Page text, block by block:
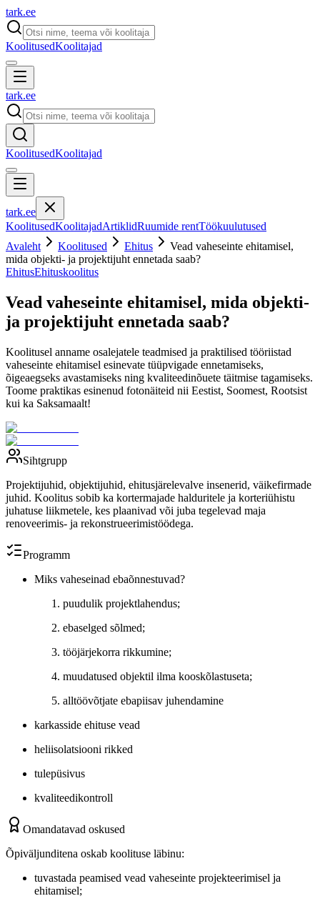
tark.ee
KoolitusedKoolitajad
tark.ee
KoolitusedKoolitajad
tark.ee
KoolitusedKoolitajadArtiklidRuumide rentTöökuulutused
Avaleht
Koolitused Ehitus
Vead vaheseinte ehitamisel,
mida objekti- ja projektijuht ennetada saab?
EhitusEhituskoolitus
Vead vaheseinte ehitamisel, mida objekti-
ja projektijuht ennetada saab?
Koolitusel anname osalejatele teadmised ja praktilised tööriistad
vaheseinte ehitamisel esinevate tüüpvigade ennetamiseks,
õigeaegseks avastamiseks ning kvaliteedinõuete täitmise tagamiseks.
Toome praktikas esinenud fotonäiteid nii Eestist, Soomest, Rootsist
kui ka Saksamaalt!
Sihtgrupp
Projektijuhid, objektijuhid, ehitusjärelevalve insenerid, väikefirmade
juhid. Koolitus sobib ka kortermajade halduritele ja korteriühistu
juhatuse liikmetele, kes plaanivad või juba tegelevad maja
renoveerimis- ja rekonstrueerimistöödega.
Programm
Miks vaheseinad ebaõnnestuvad?
puudulik projektlahendus;
ebaselged sõlmed;
tööjärjekorra rikkumine;
muudatused objektil ilma kooskõlastuseta;
alltöövõtjate ebapiisav juhendamine
karkasside ehituse vead
heliisolatsiooni rikked
tulepüsivus
kvaliteedikontroll
Omandatavad oskused
Õpiväljunditena oskab koolituse läbinu:
tuvastada peamised vead vaheseinte projekteerimisel ja
ehitamisel;